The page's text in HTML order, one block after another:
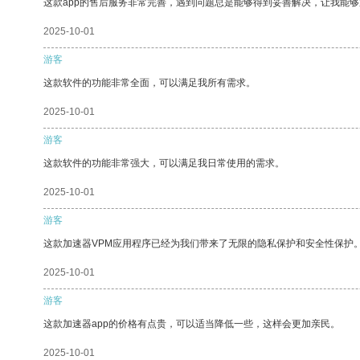
这款app的售后服务非常完善，遇到问题总是能够得到妥善解决，让我能够
2025-10-01
游客
这款软件的功能非常全面，可以满足我所有需求。
2025-10-01
游客
这款软件的功能非常强大，可以满足我日常使用的需求。
2025-10-01
游客
这款加速器VPM应用程序已经为我们带来了无限的隐私保护和安全性保护。
2025-10-01
游客
这款加速器app的价格有点贵，可以适当降低一些，这样会更加亲民。
2025-10-01